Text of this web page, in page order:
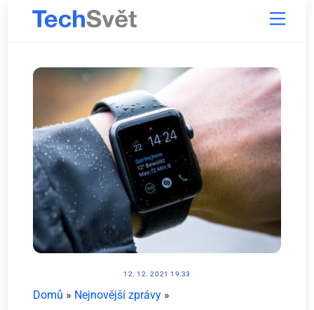
Menu
12. 12. 2021 19:33
Domů » Nejnovější zprávy »